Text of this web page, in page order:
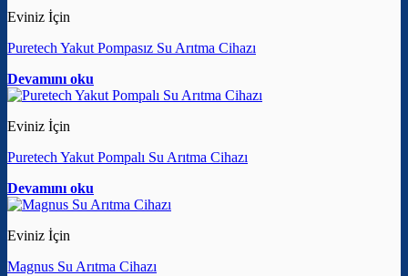
Eviniz İçin
Puretech Yakut Pompasız Su Arıtma Cihazı
Devamını oku
Eviniz İçin
Puretech Yakut Pompalı Su Arıtma Cihazı
Devamını oku
Eviniz İçin
Magnus Su Arıtma Cihazı